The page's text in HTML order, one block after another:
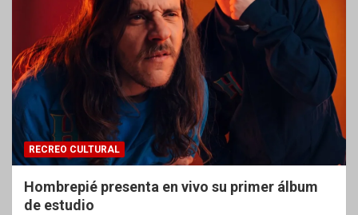
RECREO CULTURAL
Hombrepié presenta en vivo su primer álbum
de estudio